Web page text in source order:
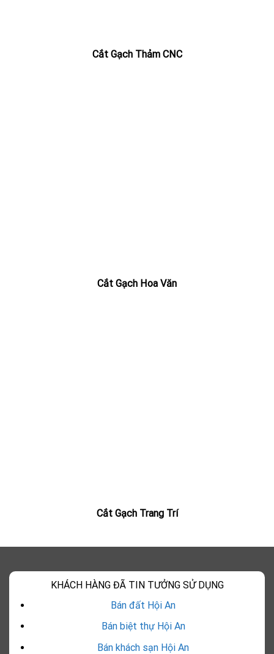
Cắt Gạch Thảm CNC
Cắt Gạch Hoa Văn
Cắt Gạch Trang Trí
KHÁCH HÀNG ĐÃ TIN TƯỞNG SỬ DỤNG
Bán đất Hội An
Bán biệt thự Hội An
Bán khách sạn Hội An